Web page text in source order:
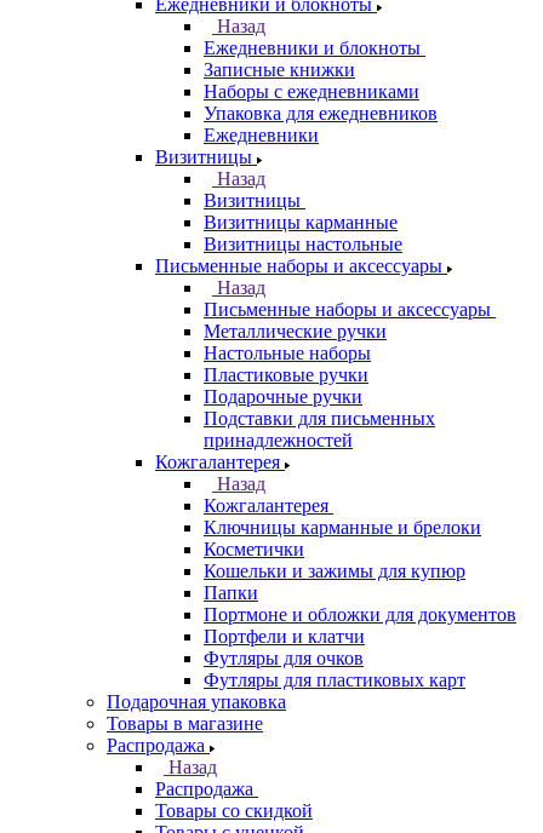
Ежедневники и блокноты
Назад
Ежедневники и блокноты
Записные книжки
Наборы с ежедневниками
Упаковка для ежедневников
Ежедневники
Визитницы
Назад
Визитницы
Визитницы карманные
Визитницы настольные
Письменные наборы и аксессуары
Назад
Письменные наборы и аксессуары
Металлические ручки
Настольные наборы
Пластиковые ручки
Подарочные ручки
Подставки для письменных
принадлежностей
Кожгалантерея
Назад
Кожгалантерея
Ключницы карманные и брелоки
Косметички
Кошельки и зажимы для купюр
Папки
Портмоне и обложки для документов
Портфели и клатчи
Футляры для очков
Футляры для пластиковых карт
Подарочная упаковка
Товары в магазине
Распродажа
Назад
Распродажа
Товары со скидкой